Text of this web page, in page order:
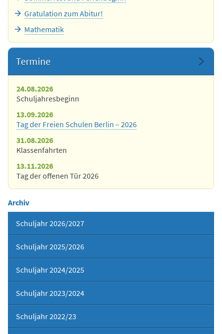
Gratulation zum Abitur!
Mathematik
Termine
24.08.2026
Schuljahresbeginn
13.09.2026
Tag der Freien Schulen Berlin – 2026
31.08.2026
Klassenfahrten
13.11.2026
Tag der offenen Tür 2026
Archiv
Schuljahr 2026/2027
Schuljahr 2025/2026
Schuljahr 2024/2025
Schuljahr 2023/2024
Schuljahr 2022/23